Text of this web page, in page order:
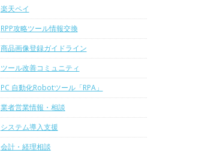
楽天ペイ
RPP攻略ツール情報交換
商品画像登録ガイドライン
ツール改善コミュニティ
PC 自動化Robotツール「RPA」
業者営業情報・相談
システム導入支援
会計・経理相談